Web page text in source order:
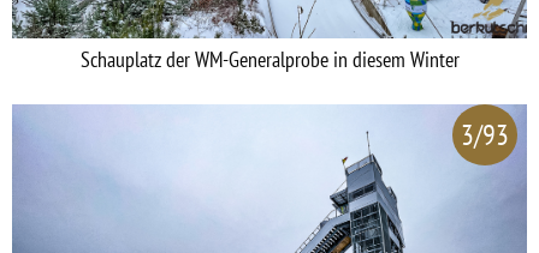
Schauplatz der WM-Generalprobe in diesem Winter
3/93